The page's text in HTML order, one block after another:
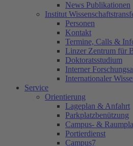
News Publikationen
Institut
Personen
Kontakt
Termine, Calls &
Linzer Zentrum für
Doktoratsstudium
Interner
Internationaler
Service
Orientierung
Lageplan & Anfahrt
Parkplatzbenützung
Campus- &
Portierdienst
Campus7